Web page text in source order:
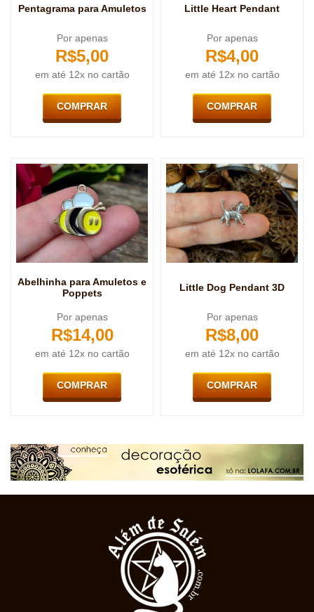
Pentagrama para Amuletos
Por apenas
R$5,00
em até 12x no cartão
COMPRAR
Little Heart Pendant
Por apenas
R$4,00
em até 12x no cartão
COMPRAR
Abelhinha para Amuletos e
Poppets
Por apenas
R$14,00
em até 12x no cartão
COMPRAR
Little Dog Pendant 3D
Por apenas
R$8,00
em até 12x no cartão
COMPRAR